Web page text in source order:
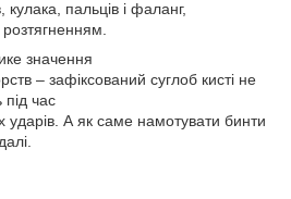
кулака, пальців і фаланг,
значення
– зафіксований суглоб кисті не
під час
А як саме намотувати бинти